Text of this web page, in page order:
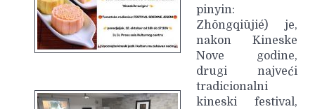
pinyin:
Zhōngqiūjié) je,
nakon Kineske
Nove godine,
drugi najveći
tradicionalni
kineski festival,